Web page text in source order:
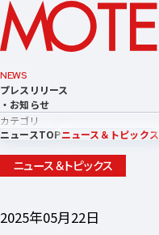
NEWS
プレスリリース
・お知らせ
カテゴリ
ニュースTOPニュース＆トピックス
ニュース＆トピックス
2025年05月22日